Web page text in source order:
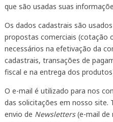
que são usadas suas
Os dados cadastrais são
propostas comerciais (cotação
necessários na efetivação da
cadastrais, transações de
fiscal e na entrega dos
O e-mail é utilizado para nos
das solicitações em nosso site.
envio de Newsletters(e-mail de